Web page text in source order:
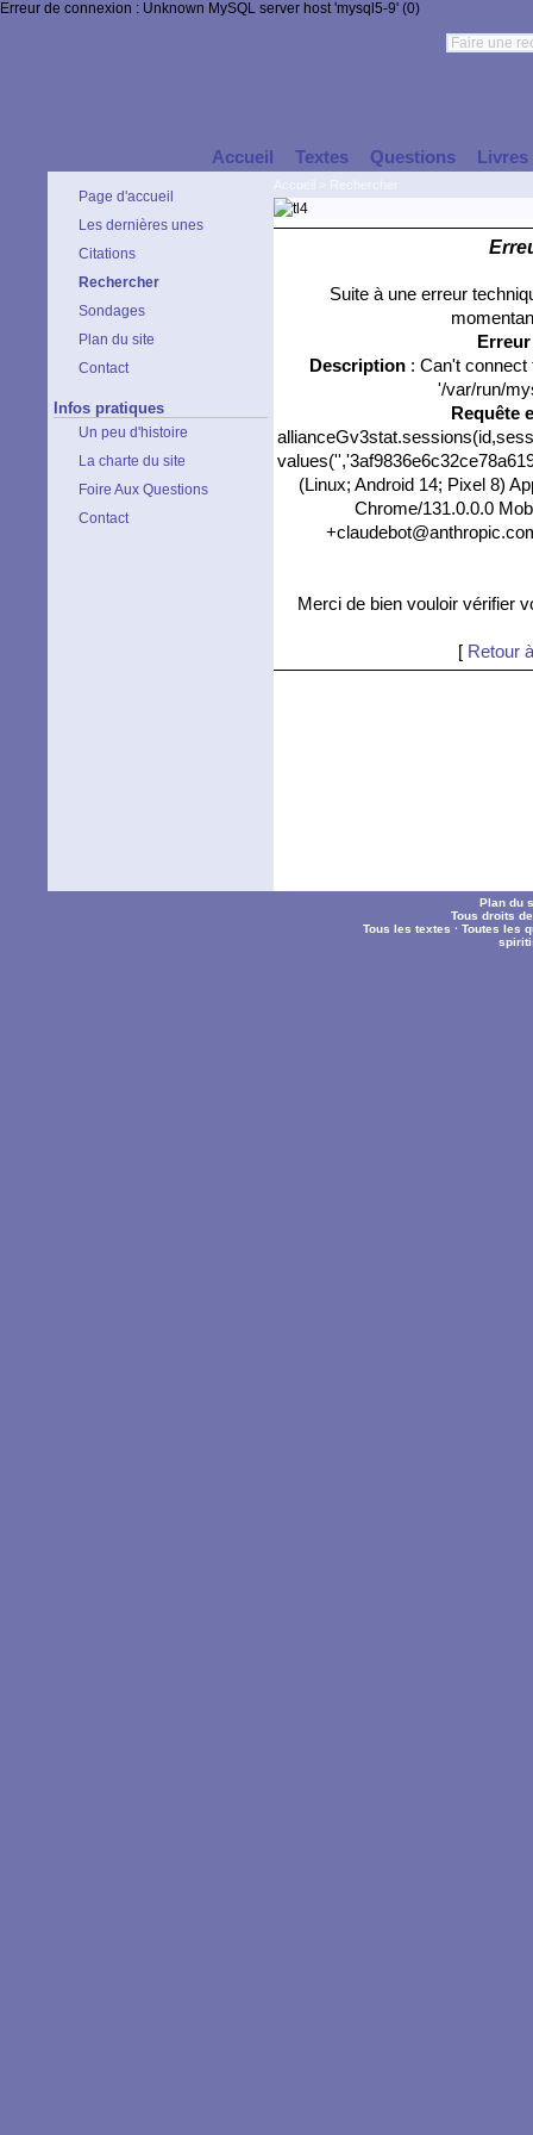
Erreur de connexion : Unknown MySQL server host 'mysql5-9' (0)
Accueil Textes Questions Livres
Page d'accueil
Les dernières unes
Citations
Rechercher
Sondages
Plan du site
Contact
Infos pratiques
Un peu d'histoire
La charte du site
Foire Aux Questions
Contact
Suite à une erreur
Description: Can't connect
'/var/run/
Requête
(Linux; Android 14; Pixel 8)
Chrome/131.0.0.0
Merci de bien vouloir vérifier
[ Retour
Plan du
Tous droits
Tous les textes ·Toutes les